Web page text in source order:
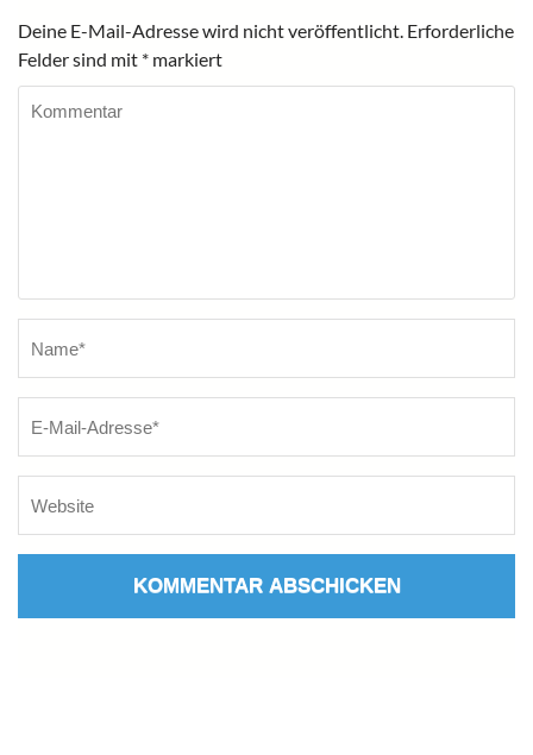
Deine E-Mail-Adresse wird nicht veröffentlicht. Erforderliche
Felder sind mit * markiert